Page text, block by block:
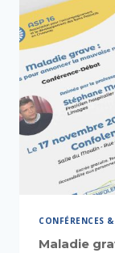
CONFÉRENCES
Maladie